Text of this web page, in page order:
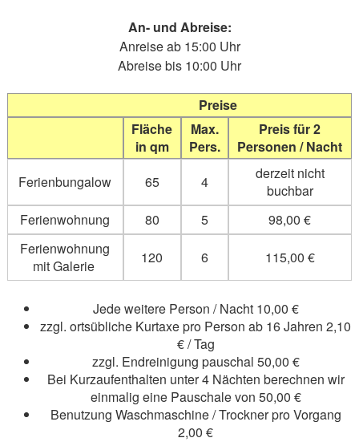
An- und Abreise:
Anreise ab 15:00 Uhr
Abreise bis 10:00 Uhr
Preise
Fläche
in qm
Max.
Pers.
Preis für 2
Personen / Nacht
Ferienbungalow
65 4
derzeit nicht
buchbar
Ferienwohnung
80 5
98,00 €
Ferienwohnung
mit Galerie
120 6 115,00 €
Jede weitere Person / Nacht 10,00 €
zzgl. ortsübliche Kurtaxe pro Person ab 16 Jahren 2,10
€ / Tag
zzgl. Endreinigung pauschal 50,00 €
Bei Kurzaufenthalten unter 4 Nächten berechnen wir
einmalig eine Pauschale von 50,00 €
Benutzung Waschmaschine / Trockner pro Vorgang
2,00 €